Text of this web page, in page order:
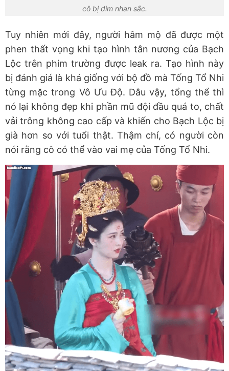
cô bị dìm nhan sắc.
Tuy nhiên mới đây, người hâm mộ đã được một
phen thất vọng khi tạo hình tân nương của Bạch
Lộc trên phim trường được leak ra. Tạo hình này
bị đánh giá là khá giống với bộ đồ mà Tống Tổ Nhi
từng mặc trong Vô Ưu Độ. Dẫu vậy, tổng thể thì
nó lại không đẹp khi phần mũ đội đầu quá to, chất
vải trông không cao cấp và khiến cho Bạch Lộc bị
già hơn so với tuổi thật. Thậm chí, có người còn
nói rằng cô có thể vào vai mẹ của Tống Tổ Nhi.